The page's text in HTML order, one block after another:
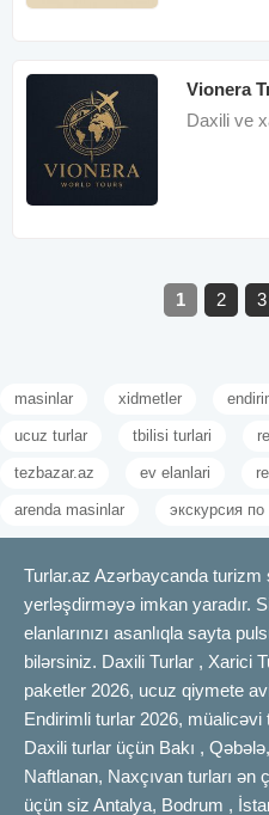
Vionera
Daxili ve
1 2 3
masinlar xidmetler
ucuz turlar tbilisi turlari
tezbazar.az ev elanlari
arenda masinlar экскурсия
Turlar.az Azərbaycanda
yerləşdirməyə imkan yaradır.
elanlarınızı asanlıqla sayta
bilərsiniz. Daxili Turlar , Xarici
paketler 2026, ucuz qiymete
Endirimli turlar 2026,
Daxili turlar üçün Bakı ,
Naftlanan, Naxçıvan turları ən
üçün siz Antalya, Bodrum ,